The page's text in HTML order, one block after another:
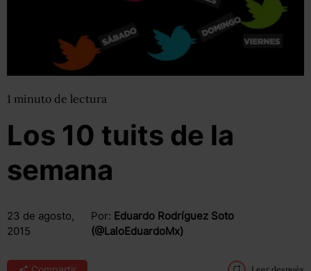
1 minuto de lectura
Los 10 tuits de la
semana
23 de agosto,
2015
Por: Eduardo Rodríguez Soto
(@LaloEduardoMx)